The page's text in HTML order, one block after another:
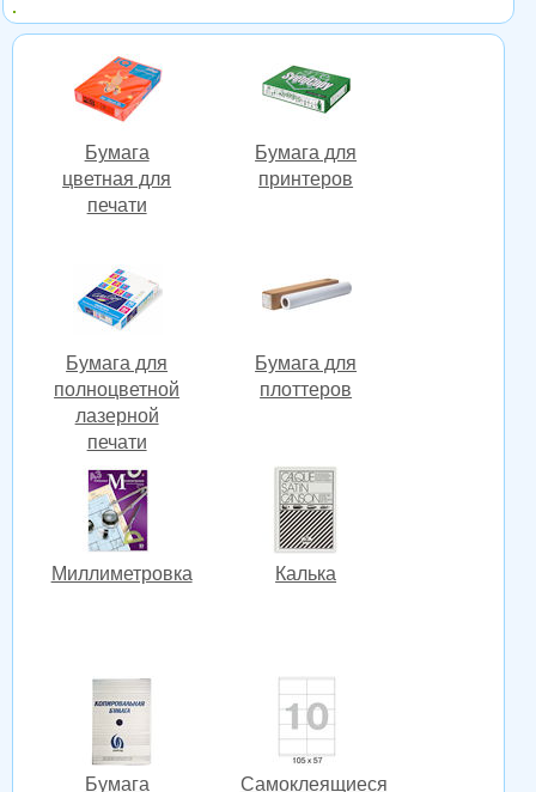
Бумага
цветная для
печати
Бумага для
принтеров
Бумага для
полноцветной
лазерной
печати
Бумага для
плоттеров
Миллиметровка Калька
Бумага
Cамоклеящиеся